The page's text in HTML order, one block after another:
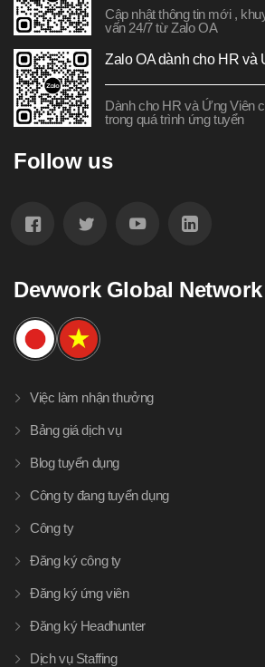
Cập nhật thông tin mới ,
vấn 24/7 từ Zalo OA
Zalo OA dành cho HR và
Dành cho HR và Ứng Viên
trong quá trình ứng tuyển
Follow us
Devwork Global Network
Việc làm nhận thưởng
Bảng giá dịch vụ
Blog tuyển dụng
Công ty đang tuyển dụng
Công ty
Đăng ký công ty
Đăng ký ứng viên
Đăng ký Headhunter
Dịch vụ Staffing